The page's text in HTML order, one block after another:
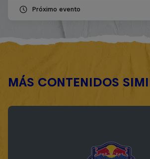
Próximo evento
MÁS CONTENIDOS